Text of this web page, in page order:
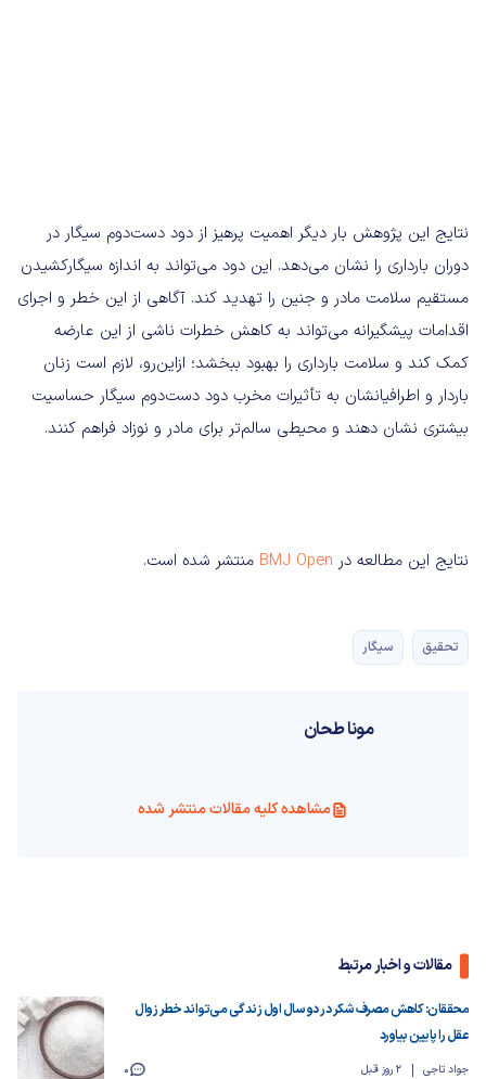
نتایج این پژوهش بار دیگر اهمیت پرهیز از دود دست‌دوم سیگار در
دوران بارداری را نشان می‌دهد. این دود می‌تواند به اندازه سیگارکشیدن
مستقیم سلامت مادر و جنین را تهدید کند. آگاهی از این خطر و اجرای
اقدامات پیشگیرانه می‌تواند به کاهش خطرات ناشی از این عارضه
کمک کند و سلامت بارداری را بهبود ببخشد؛ ازاین‌رو، لازم است زنان
باردار و اطرافیانشان به تأثیرات مخرب دود دست‌دوم سیگار حساسیت
بیشتری نشان دهند و محیطی سالم‌تر برای مادر و نوزاد فراهم کنند.
نتایج این مطالعه در BMJ Open منتشر شده است.
تحقیق سیگار
مونا طحان
مشاهده کلیه مقالات منتشر شده
مقالات و اخبار مرتبط
محققان: کاهش مصرف شکر در دو سال اول زندگی می‌تواند خطر زوال
عقل را پایین بیاورد
جواد تاجی 2 روز قبل 0